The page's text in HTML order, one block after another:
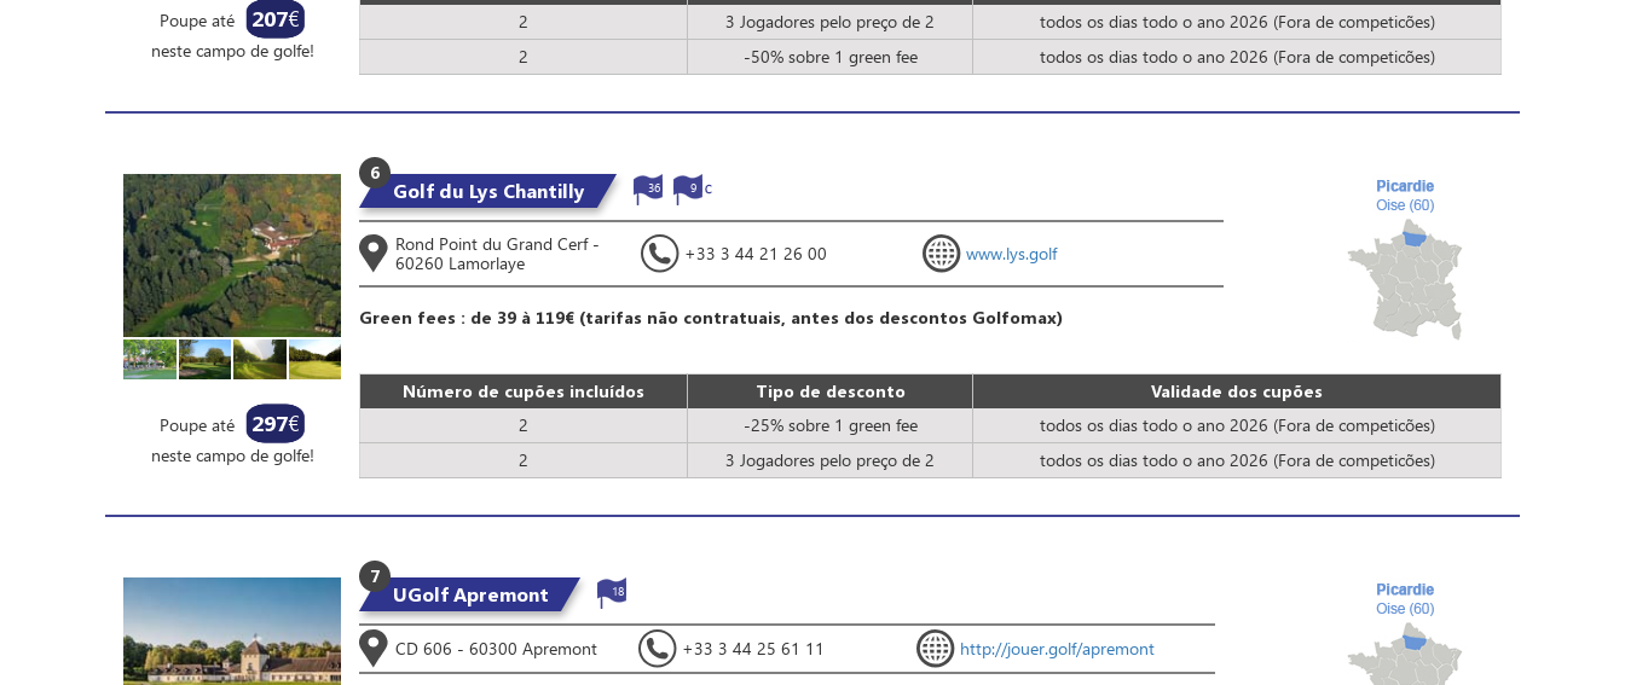
Poupe até 207€
neste campo de golfe!
2
3 Jogadores pelo preço de 2
todos os dias todo o ano 2026 (Fora de competicões)
2
-50% sobre 1 green fee todos os dias todo o ano 2026 (Fora de competicões)
Poupe até 297€
neste campo de golfe!
6
Golf du Lys Chantilly 36 9
Rond Point du Grand Cerf -
60260 Lamorlaye
+33 3 44 21 26 00 www.lys.golf
Green fees : de 39 à 119€ (tarifas não contratuais, antes dos descontos Golfomax)
Número de cupões incluídos Tipo de desconto
Validade dos cupões
2
-25% sobre 1 green fee
todos os dias todo o ano 2026 (Fora de competicões)
2
3 Jogadores pelo preço de 2 todos os dias todo o ano 2026 (Fora de competicões)
7
UGolf Apremont 18
CD 606 - 60300 Apremont +33 3 44 25 61 11 http://jouer.golf/apremont